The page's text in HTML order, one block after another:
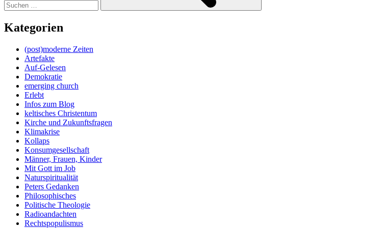
Kategorien
(post)moderne Zeiten
Artefakte
Auf-Gelesen
Demokratie
emerging church
Erlebt
Infos zum Blog
keltisches Christentum
Kirche und Zukunftsfragen
Klimakrise
Kollaps
Konsumgesellschaft
Männer, Frauen, Kinder
Mit Gott im Job
Naturspiritualität
Peters Gedanken
Philosophisches
Politische Theologie
Radioandachten
Rechtspopulismus